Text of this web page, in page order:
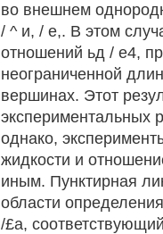
во внешнем
/ ^ и, / е,. В этом
отношений ьд / е4,
неограниченной
вершинах. Этот
экспериментальных
однако,
жидкости и
иным. Пунктирная
области
/£а,